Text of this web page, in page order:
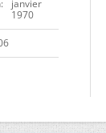
janvier
1970